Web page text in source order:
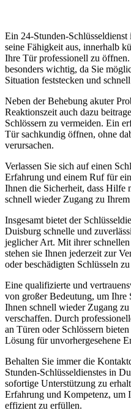
Ein 24-Stunden-
seine Fähigkeit aus, innerhalb
Ihre Tür professionell zu
besonders wichtig, da Sie
Situation feststecken und
Neben der Behebung akuter
Reaktionszeit auch dazu
Schlössern zu vermeiden. Ein
Tür sachkundig öffnen, ohne
verursachen.
Verlassen Sie sich auf einen
Erfahrung und einem Ruf für
Ihnen die Sicherheit, dass Hilfe
schnell wieder Zugang zu
Insgesamt bietet der
Duisburg schnelle und
jeglicher Art. Mit ihrer
stehen sie Ihnen jederzeit zur
oder beschädigten Schlüsseln
Eine qualifizierte und
von großer Bedeutung, um Ihre
Ihnen schnell wieder Zugang
verschaffen. Durch
an Türen oder Schlössern
Lösung für unvorhergesehene
Behalten Sie immer die
Stunden-Schlüsseldienstes in
sofortige Unterstützung zu
Erfahrung und Kompetenz, um
effizient zu erfüllen.